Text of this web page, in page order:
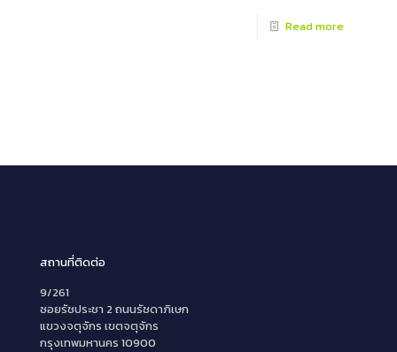
Read more
สถานที่ติดต่อ
9/261
ซอยรัชประชา 2 ถนนรัชดาภิเษก
แขวงจตุจักร เขตจตุจักร
กรุงเทพมหานคร 10900